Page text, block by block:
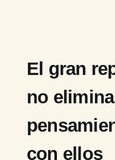
El gran
no
con ellos